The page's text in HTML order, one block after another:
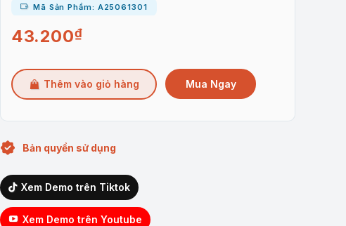
Mã Sản Phẩm: A25061301
43.200₫
Thêm vào giỏ hàng Mua Ngay
Bản quyền sử dụng
Xem Demo trên Tiktok
Xem Demo trên Youtube